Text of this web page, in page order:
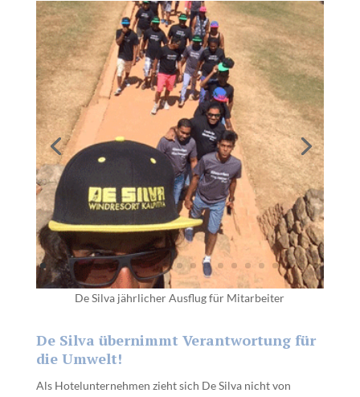
De Silva jährlicher Ausflug für Mitarbeiter
De Silva übernimmt Verantwortung für
die Umwelt!
Als Hotelunternehmen zieht sich De Silva nicht von